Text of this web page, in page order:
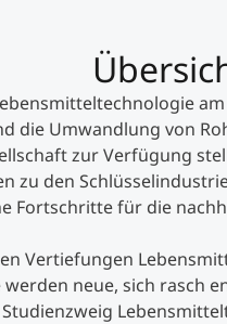
die Umwandlung von
zur Verfügung
zu den
Fortschritte für die
Vertiefungen
neue, sich rasch